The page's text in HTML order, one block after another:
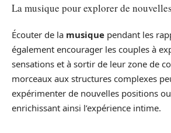
La musique pour explorer de
Écouter de la musique pendant les
également encourager les couples à
sensations et à sortir de leur zone de
morceaux aux structures complexes
expérimenter de nouvelles positions
enrichissant ainsi l’expérience intime.